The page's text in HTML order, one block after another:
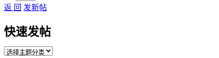
返 回 发新帖
快速发帖